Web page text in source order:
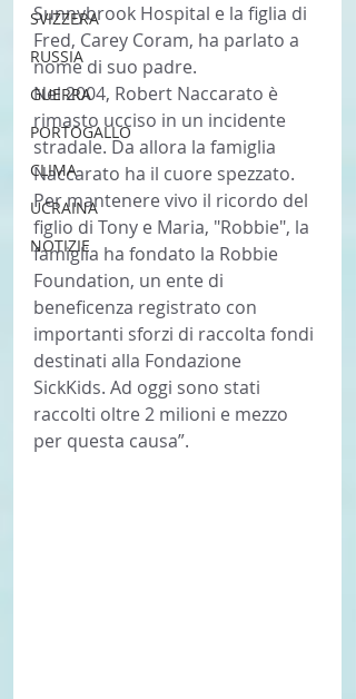
SVIZZERA
RUSSIA
GUERRA
PORTOGALLO
CLIMA
UCRAINA
NOTIZIE
Sunnybrook Hospital e la figlia di
Fred, Carey Coram, ha parlato a
nome di suo padre.
Nel 2004, Robert Naccarato è
rimasto ucciso in un incidente
stradale. Da allora la famiglia
Naccarato ha il cuore spezzato.
Per mantenere vivo il ricordo del
figlio di Tony e Maria, "Robbie", la
famiglia ha fondato la Robbie
Foundation, un ente di
beneficenza registrato con
importanti sforzi di raccolta fondi
destinati alla Fondazione
SickKids. Ad oggi sono stati
raccolti oltre 2 milioni e mezzo
per questa causa”.